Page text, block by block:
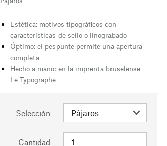
Estética: motivos tipográficos con
características de sello o linograbado
Óptimo: el pespunte permite una apertura
completa
Hecho a mano: en la imprenta bruselense
Le Typographe
Selección
Cantidad